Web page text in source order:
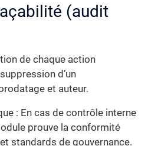
(audit
de chaque action
d’un
et auteur.
: En cas de contrôle interne
prouve la conformité
standards de gouvernance.